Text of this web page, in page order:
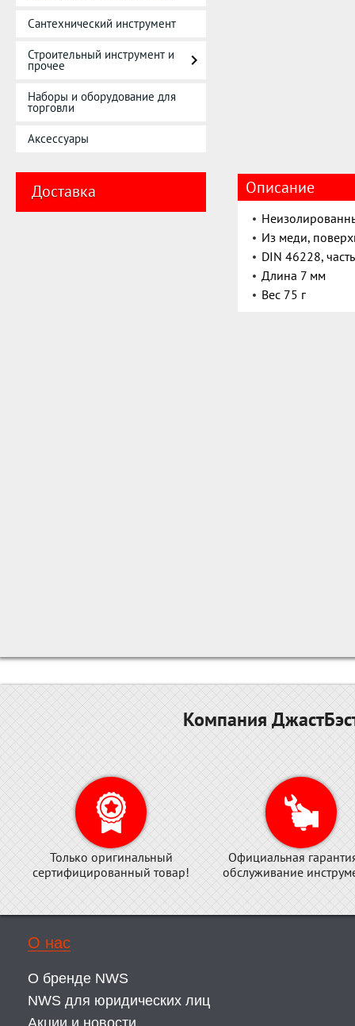
Сантехнический инструмент
Строительный инструмент и
прочее
Наборы и оборудование для
торговли
Аксессуары
Доставка Описание
Из меди,
DIN 46228,
Длина 7 мм
Вес 75 г
Компания
Только оригинальный
сертифицированный товар!
Официальная
обслуживание
О нас
О бренде NWS
NWS для юридических лиц
Акции и новости